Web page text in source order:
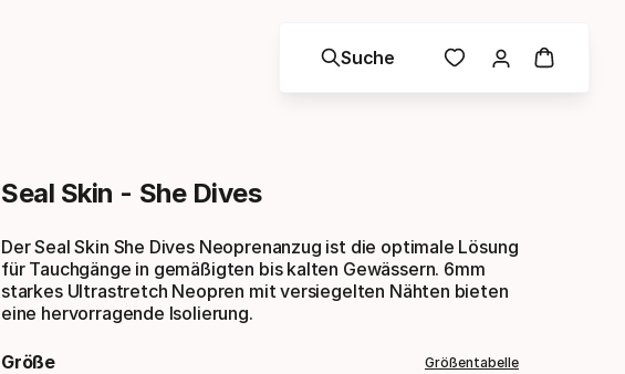
Suche
Seal Skin - She Dives
Der Seal Skin She Dives Neoprenanzug ist die optimale Lösung
für Tauchgänge in gemäßigten bis kalten Gewässern. 6mm
starkes Ultrastretch Neopren mit versiegelten Nähten bieten
eine hervorragende Isolierung.
Größe Größentabelle